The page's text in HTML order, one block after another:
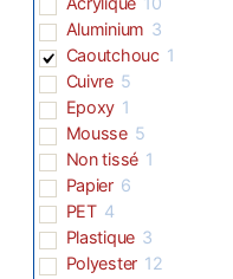
Aluminium 3
Caoutchouc 1
Cuivre 5
Epoxy 1
Mousse 5
Non tissé 1
Papier 6
PET 4
Plastique 3
Polyester 12